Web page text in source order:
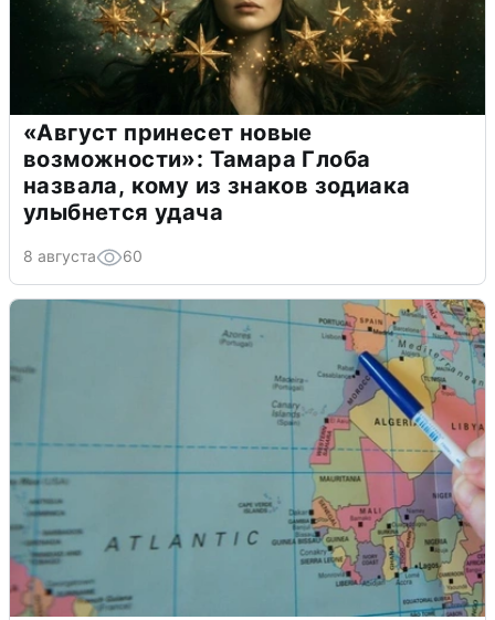
«Август принесет новые
возможности»: Тамара Глоба
назвала, кому из знаков зодиака
улыбнется удача
8 августа 60